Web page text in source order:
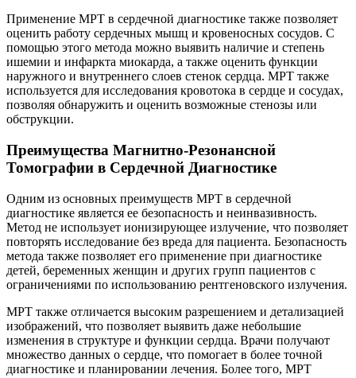
Применение МРТ в сердечной диагностике также позволяет
оценить работу сердечных мышц и кровеносных сосудов. С
помощью этого метода можно выявить наличие и степень
ишемии и инфаркта миокарда, а также оценить функции
наружного и внутреннего слоев стенок сердца. МРТ также
используется для исследования кровотока в сердце и сосудах,
позволяя обнаружить и оценить возможные стенозы или
обструкции.
Преимущества Магнитно-Резонансной
Томографии в Сердечной Диагностике
Одним из основных преимуществ МРТ в сердечной
диагностике является ее безопасность и неинвазивность.
Метод не использует ионизирующее излучение, что позволяет
повторять исследование без вреда для пациента. Безопасность
метода также позволяет его применение при диагностике
детей, беременных женщин и других групп пациентов с
ограничениями по использованию рентгеновского излучения.
МРТ также отличается высоким разрешением и детализацией
изображений, что позволяет выявить даже небольшие
изменения в структуре и функции сердца. Врачи получают
множество данных о сердце, что помогает в более точной
диагностике и планировании лечения. Более того, МРТ